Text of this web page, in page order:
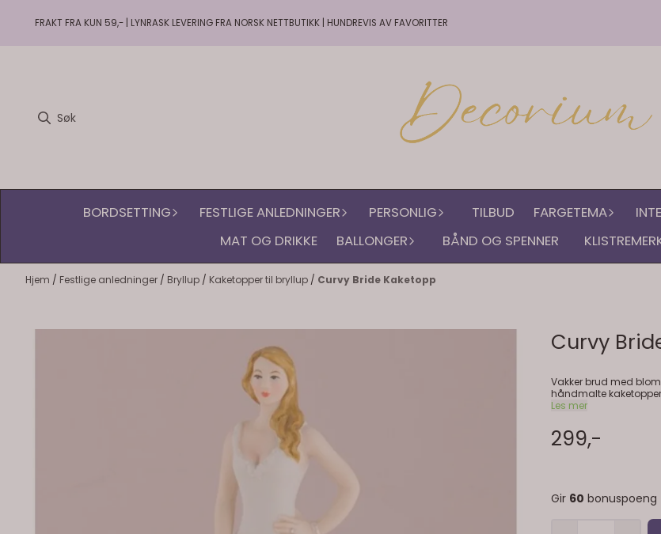
Hopp til innhold
FRAKT FRA KUN 59,- | LYNRASK LEVERING FRA NORSK NETTBUTIKK | HUNDREVIS AV FAVORITTER
BORDSETTING FESTLIGE ANLEDNINGER PERSONLIG TILBUD FARGETEMA
MAT OG DRIKKE
BALLONGER BÅND OG SPENNER
Hjem / Festlige anledninger / Bryllup / Kaketopper til bryllup / Curvy Bride Kaketopp
Curvy
Vakker brud med
håndmalte kaketopper i porselen. Vakker brud med
fra vår eksklusive
Les mer
299,-
Gir 60